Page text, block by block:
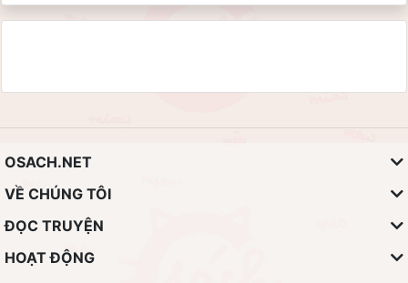
OSACH.NET
VỀ CHÚNG TÔI
ĐỌC TRUYỆN
HOẠT ĐỘNG